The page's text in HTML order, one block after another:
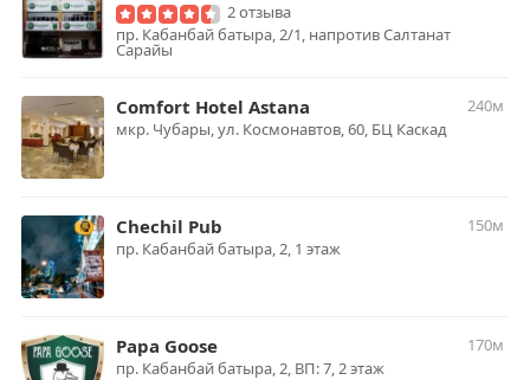
2 отзыва
пр. Кабанбай батыра, 2/1, напротив Салтанат
Сарайы
Comfort Hotel Astana
240м
мкр. Чубары, ул. Космонавтов, 60, БЦ Каскад
Chechil Pub
150м
пр. Кабанбай батыра, 2, 1 этаж
Papa Goose
170м
пр. Кабанбай батыра, 2, ВП: 7, 2 этаж